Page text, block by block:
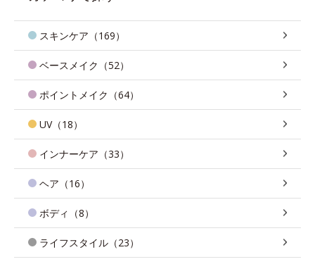
スキンケア（169）
ベースメイク（52）
ポイントメイク（64）
UV（18）
インナーケア（33）
ヘア（16）
ボディ（8）
ライフスタイル（23）